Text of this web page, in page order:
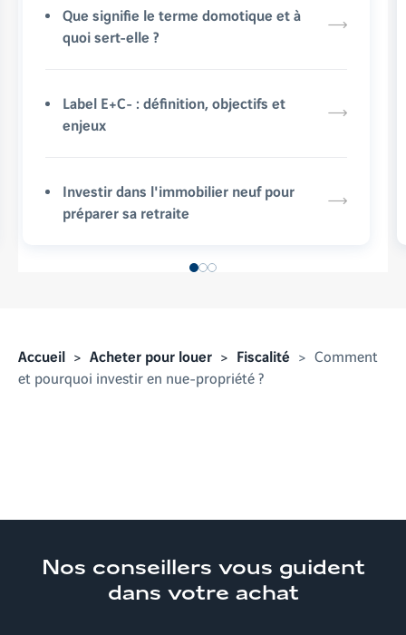
Que signifie le terme domotique et à
quoi sert-elle ?
Label E+C- : définition, objectifs et
enjeux
Investir dans l'immobilier neuf pour
préparer sa retraite
Accueil Acheter pour louer Fiscalité
Comment
et pourquoi investir en nue-propriété ?
Nos conseillers vous guident
dans votre achat